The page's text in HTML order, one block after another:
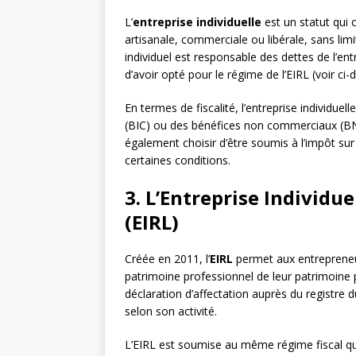
L’entreprise individuelle est un statut qui
artisanale, commerciale ou libérale, sans
individuel est responsable des dettes de
d’avoir opté pour le régime de l’EIRL (voir ci-
En termes de fiscalité, l’entreprise
(BIC) ou des bénéfices non commerciaux
également choisir d’être soumis à l’impôt
certaines conditions.
3. L’Entreprise
(EIRL)
Créée en 2011, l’EIRL permet aux
patrimoine professionnel de leur patrimoine
déclaration d’affectation auprès du registre
selon son activité.
L’EIRL est soumise au même régime fiscal